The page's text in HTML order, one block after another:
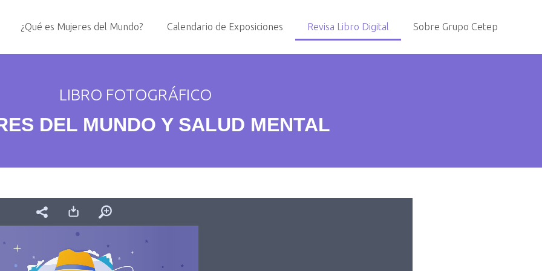
¿Qué es Mujeres del Mundo? Calendario de Exposiciones Revisa Libro Digital Sobre Grupo Cetep
LIBRO FOTOGRÁFICO
DEL MUNDO Y SALUD MENTAL